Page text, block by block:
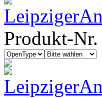
Produkt-